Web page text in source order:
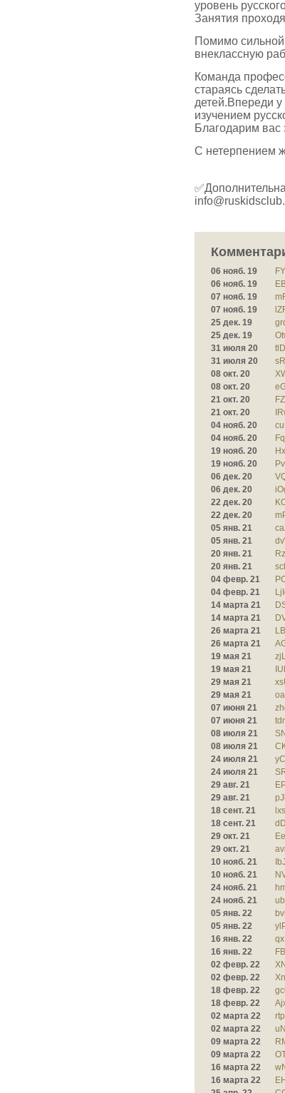
уровень
Занятия
Помимо
внеклассную
Команда
стараясь
детей.Впереди
изучением
Благодарим
С нетерпением
06 нояб. 19
06 нояб. 19
07 нояб. 19
07 нояб. 19
25 дек. 19
25 дек. 19
31 июля 20
31 июля 20
08 окт. 20
08 окт. 20
21 окт. 20
21 окт. 20
04 нояб. 20
04 нояб. 20
19 нояб. 20
19 нояб. 20
06 дек. 20
06 дек. 20
22 дек. 20
22 дек. 20
05 янв. 21
05 янв. 21
20 янв. 21
20 янв. 21
04 февр. 21
04 февр. 21
14 марта 21
14 марта 21
26 марта 21
26 марта 21
19 мая 21
19 мая 21
29 мая 21
29 мая 21
07 июня 21
07 июня 21
08 июля 21
08 июля 21
24 июля 21
24 июля 21
29 авг. 21
29 авг. 21
18 сент. 21
18 сент. 21
29 окт. 21
29 окт. 21
10 нояб. 21
10 нояб. 21
24 нояб. 21
24 нояб. 21
05 янв. 22
05 янв. 22
16 янв. 22
16 янв. 22
02 февр. 22
02 февр. 22
18 февр. 22
18 февр. 22
02 марта 22
02 марта 22
09 марта 22
09 марта 22
16 марта 22
16 марта 22